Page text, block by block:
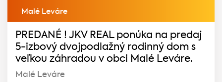
Malé Leváre
PREDANÉ ! JKV REAL ponúka na predaj
5-izbový dvojpodlažný rodinný dom s
veľkou záhradou v obci Malé Leváre.
Malé Leváre